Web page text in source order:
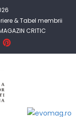
& Tabel membrii
CRITIC